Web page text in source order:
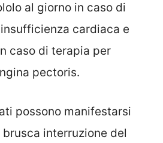
al giorno in caso di
cardiaca e
caso di terapia per
pectoris.
possono manifestarsi
interruzione del